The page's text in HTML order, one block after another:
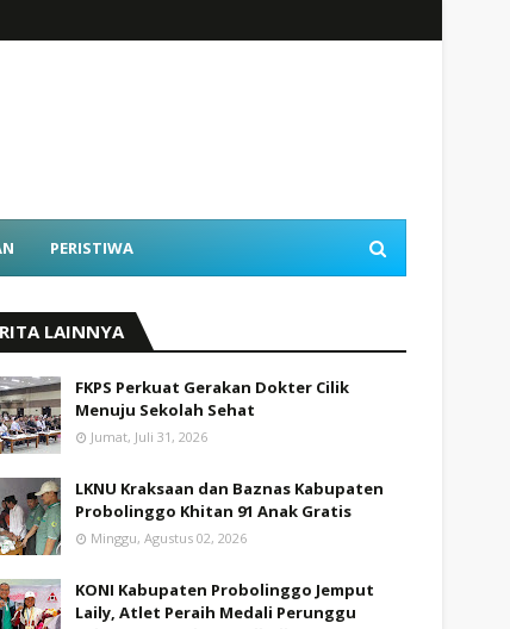
PERISTIWA
LAINNYA
FKPS Perkuat Gerakan Dokter Cilik
Menuju Sekolah Sehat
Jumat, Juli 31, 2026
LKNU Kraksaan dan Baznas Kabupaten
Probolinggo Khitan 91 Anak Gratis
Minggu, Agustus 02, 2026
KONI Kabupaten Probolinggo Jemput
Laily, Atlet Peraih Medali Perunggu